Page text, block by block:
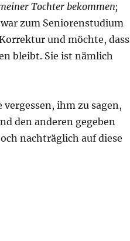
Tochter bekommen;
zum Seniorenstudium
und möchte, dass
bleibt. Sie ist nämlich
ihm zu sagen,
den anderen gegeben
nachträglich auf diese